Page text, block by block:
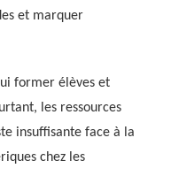
et marquer
former élèves et
les ressources
insuffisante face à la
chez les